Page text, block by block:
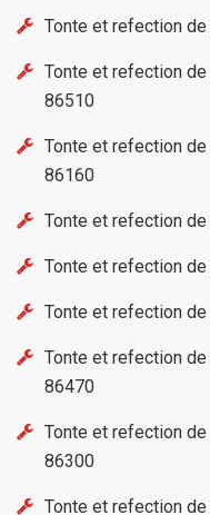
Tonte et refection
Tonte et refection
86510
Tonte et refection
86160
Tonte et refection
Tonte et refection
Tonte et refection
Tonte et refection
86470
Tonte et refection
86300
Tonte et refection